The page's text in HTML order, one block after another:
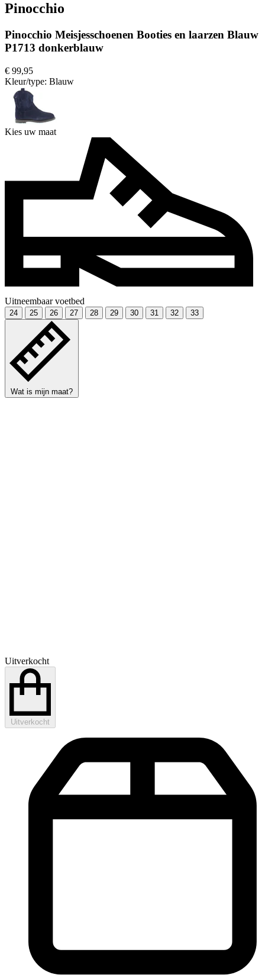
Pinocchio
Pinocchio Meisjesschoenen Booties en laarzen Blauw
P1713 donkerblauw
€ 99,95
Kleur/type: Blauw
Kies uw maat
Uitneembaar voetbed
24 25 26 27 28 29 30 31 32 33
Wat is mijn maat?
Uitverkocht
Uitverkocht